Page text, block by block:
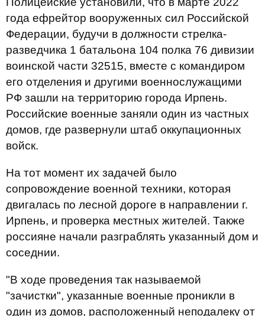
года ефрейтор вооруженных сил Российской
Федерации, будучи в должности стрелка-
разведчика 1 батальона 104 полка 76 дивизии
воинской части 32515, вместе с командиром
его отделения и другими военнослужащими
РФ зашли на территорию города Ирпень.
Российские военные заняли один из частных
домов, где развернули штаб оккупационных
войск.
На тот момент их задачей было
сопровождение военной техники, которая
двигалась по лесной дороге в направлении г.
Ирпень, и проверка местных жителей. Также
россияне начали разграблять указанный дом и
соседнии.
"В ходе проведения так называемой
"зачистки", указанные военные проникли в
один из домов, расположенный неподалеку от